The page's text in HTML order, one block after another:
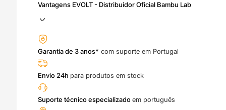
Vantagens EVOLT - Distribuidor Oficial Bambu Lab
Garantia de 3 anos* com suporte em Portugal
Envio 24h para produtos em stock
Suporte técnico especializadoem português